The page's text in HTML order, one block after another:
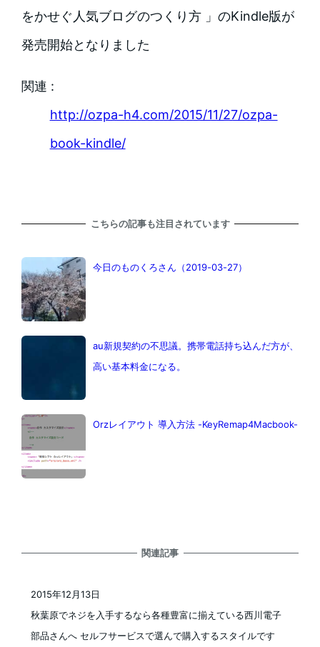
をかせぐ人気ブログのつくり方 」のKindle版が
発売開始となりました
関連 :
http://ozpa-h4.com/2015/11/27/ozpa-
book-kindle/
こちらの記事も注目されています
今日のものくろさん（2019-03-27）
au新規契約の不思議。携帯電話持ち込んだ方が、
高い基本料金になる。
Orzレイアウト 導入方法 -KeyRemap4Macbook-
関連記事
秋葉原でネジを入手するなら各種豊富に揃えている西川電子
部品さんへ セルフサービスで選んで購入するスタイルです
2015年12月13日